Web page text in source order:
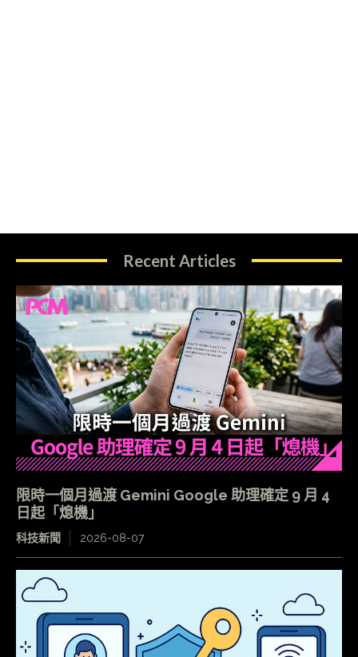
Recent Articles
限時一個月過渡 Gemini Google 助理確定 9 月 4
日起「熄機」
科技新聞 2026-08-07